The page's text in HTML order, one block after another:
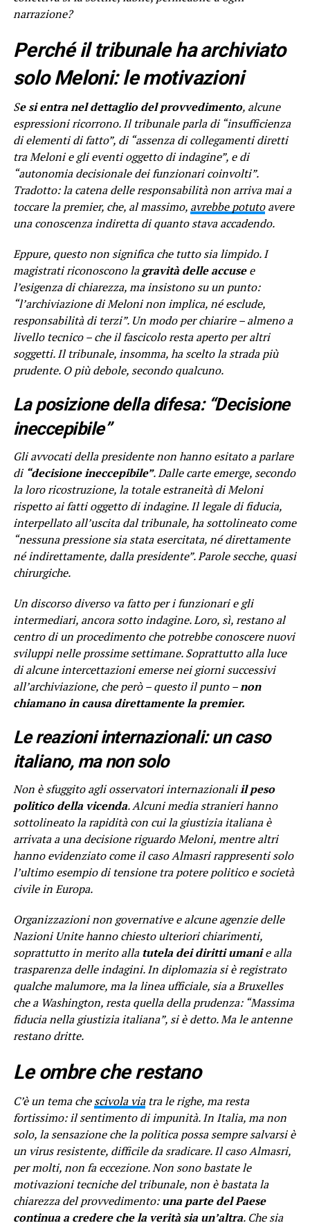
narrazione?
Perché il tribunale ha archiviato
solo Meloni: le motivazioni
Se si entra nel dettaglio del provvedimento, alcune
espressioni ricorrono. Il tribunale parla di “insufficienza
di elementi di fatto”, di “assenza di collegamenti diretti
tra Meloni e gli eventi oggetto di indagine”, e di
“autonomia decisionale dei funzionari coinvolti”.
Tradotto: la catena delle responsabilità non arriva mai a
toccare la premier, che, al massimo, avrebbe potutoavere
una conoscenza indiretta di quanto stava accadendo.
Eppure, questo non significa che tutto sia limpido. I
magistrati riconoscono lagravità delle accusee
l’esigenza di chiarezza, ma insistono su un punto:
“l’archiviazione di Meloni non implica, né esclude,
responsabilità di terzi”. Un modo per chiarire – almeno a
livello tecnico – che il fascicolo resta aperto per altri
soggetti. Il tribunale, insomma, ha scelto la strada più
prudente. O più debole, secondo qualcuno.
La posizione della difesa: “Decisione
ineccepibile”
Gli avvocati della presidente non hanno esitato a parlare
di “decisione ineccepibile”. Dalle carte emerge, secondo
la loro ricostruzione, la totale estraneità di Meloni
rispetto ai fatti oggetto di indagine. Il legale di fiducia,
interpellato all’uscita dal tribunale, ha sottolineato come
“nessuna pressione sia stata esercitata, né direttamente
né indirettamente, dalla presidente”. Parole secche, quasi
chirurgiche.
Un discorso diverso va fatto per i funzionari e gli
intermediari, ancora sotto indagine. Loro, sì, restano al
centro di un procedimento che potrebbe conoscere nuovi
sviluppi nelle prossime settimane. Soprattutto alla luce
di alcune intercettazioni emerse nei giorni successivi
all’archiviazione, che però – questo il punto –non
chiamano in causa direttamente la premier.
Le reazioni internazionali: un caso
italiano, ma non solo
Non è sfuggito agli osservatori internazionaliil peso
politico della vicenda. Alcuni media stranieri hanno
sottolineato la rapidità con cui la giustizia italiana è
arrivata a una decisione riguardo Meloni, mentre altri
hanno evidenziato come il caso Almasri rappresenti solo
l’ultimo esempio di tensione tra potere politico e società
civile in Europa.
Organizzazioni non governative e alcune agenzie delle
Nazioni Unite hanno chiesto ulteriori chiarimenti,
soprattutto in merito allatutela dei diritti umanie alla
trasparenza delle indagini. In diplomazia si è registrato
qualche malumore, ma la linea ufficiale, sia a Bruxelles
che a Washington, resta quella della prudenza: “Massima
fiducia nella giustizia italiana”, si è detto. Ma le antenne
restano dritte.
Le ombre che restano
C’è un tema chescivola viatra le righe, ma resta
fortissimo: il sentimento di impunità. In Italia, ma non
solo, la sensazione che la politica possa sempre salvarsi è
un virus resistente, difficile da sradicare. Il caso Almasri,
per molti, non fa eccezione. Non sono bastate le
motivazioni tecniche del tribunale, non è bastata la
chiarezza del provvedimento:una parte del Paese
continua a credere che la verità sia un’altra. Che sia